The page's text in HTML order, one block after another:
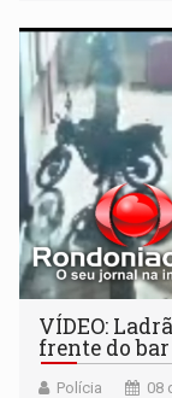
VÍDEO:
frente do
Polícia 08